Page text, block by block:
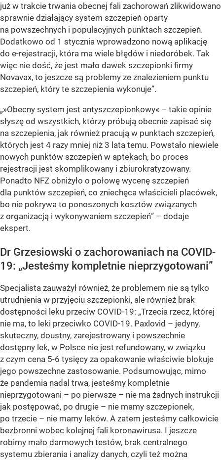
już w trakcie trwania obecnej fali zachorowań zlikwidowano
sprawnie działający system szczepień oparty
na powszechnych i populacyjnych punktach szczepień.
Dodatkowo od 1 stycznia wprowadzono nową aplikację
do e-rejestracji, która ma wiele błędów i niedoróbek. Tak
więc nie dość, że jest mało dawek szczepionki firmy
Novavax, to jeszcze są problemy ze znalezieniem punktu
szczepień, który te szczepienia wykonuje”.
„»Obecny system jest antyszczepionkowy« – takie opinie
słyszę od wszystkich, którzy próbują obecnie zapisać się
na szczepienia, jak również pracują w punktach szczepień,
których jest 4 razy mniej niż 3 lata temu. Powstało niewiele
nowych punktów szczepień w aptekach, bo proces
rejestracji jest skomplikowany i zbiurokratyzowany.
Ponadto NFZ obniżyło o połowę wycenę szczepień
dla punktów szczepień, co zniechęca właścicieli placówek,
bo nie pokrywa to ponoszonych kosztów związanych
z organizacją i wykonywaniem szczepień” – dodaje
ekspert.
Dr Grzesiowski o zachorowaniach na COVID-
19: „Jesteśmy kompletnie nieprzygotowani”
Specjalista zauważył również, że problemem nie są tylko
utrudnienia w przyjęciu szczepionki, ale również brak
dostępności leku przeciw COVID-19: „Trzecia rzecz, której
nie ma, to leki przeciwko COVID-19. Paxlovid – jedyny,
skuteczny, doustny, zarejestrowany i powszechnie
dostępny lek, w Polsce nie jest refundowany, w związku
z czym cena 5-6 tysięcy za opakowanie właściwie blokuje
jego powszechne zastosowanie. Podsumowując, mimo
że pandemia nadal trwa, jesteśmy kompletnie
nieprzygotowani – po pierwsze – nie ma żadnych instrukcji
jak postępować, po drugie – nie mamy szczepionek,
po trzecie – nie mamy leków. A zatem jesteśmy całkowicie
bezbronni wobec kolejnej fali koronawirusa. I jeszcze
robimy mało darmowych testów, brak centralnego
systemu zbierania i analizy danych, czyli też można